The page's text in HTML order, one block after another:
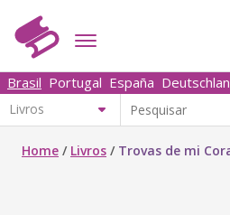
Brasil Portugal España
Home / Livros / Trovas de mi